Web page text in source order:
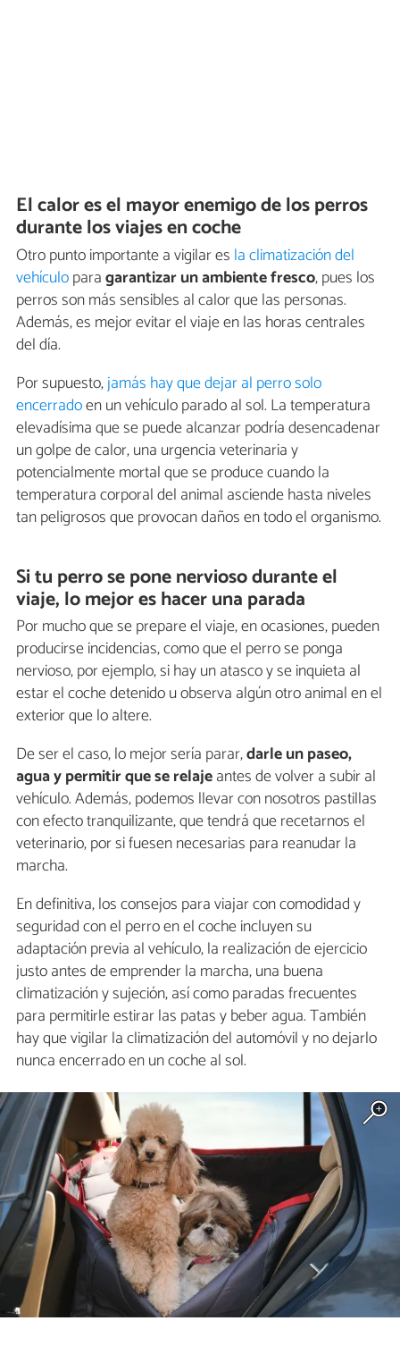
El calor es el mayor enemigo de los perros
durante los viajes en coche
Otro punto importante a vigilar es la climatización del
vehículoparagarantizar un ambiente fresco, pues los
perros son más sensibles al calor que las personas.
Además, es mejor evitar el viaje en las horas centrales
del día.
Por supuesto,jamás hay que dejar al perro solo
encerradoen un vehículo parado al sol. La temperatura
elevadísima que se puede alcanzar podría desencadenar
un golpe de calor, una urgencia veterinaria y
potencialmente mortal que se produce cuando la
temperatura corporal del animal asciende hasta niveles
tan peligrosos que provocan daños en todo el organismo.
Si tu perro se pone nervioso durante el
viaje, lo mejor es hacer una parada
Por mucho que se prepare el viaje, en ocasiones, pueden
producirse incidencias, como que el perro se ponga
nervioso, por ejemplo, si hay un atasco y se inquieta al
estar el coche detenido u observa algún otro animal en el
exterior que lo altere.
De ser el caso, lo mejor sería parar,darle un paseo,
agua y permitir que se relajeantes de volver a subir al
vehículo. Además, podemos llevar con nosotros pastillas
con efecto tranquilizante, que tendrá que recetarnos el
veterinario, por si fuesen necesarias para reanudar la
marcha.
En definitiva, los consejos para viajar con comodidad y
seguridad con el perro en el coche incluyen su
adaptación previa al vehículo, la realización de ejercicio
justo antes de emprender la marcha, una buena
climatización y sujeción, así como paradas frecuentes
para permitirle estirar las patas y beber agua. También
hay que vigilar la climatización del automóvil y no dejarlo
nunca encerrado en un coche al sol.